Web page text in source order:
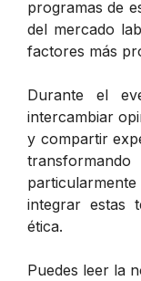
programas de
del mercado
factores más
Durante el
intercambiar
y compartir
integrar estas
ética.
Puedes leer la